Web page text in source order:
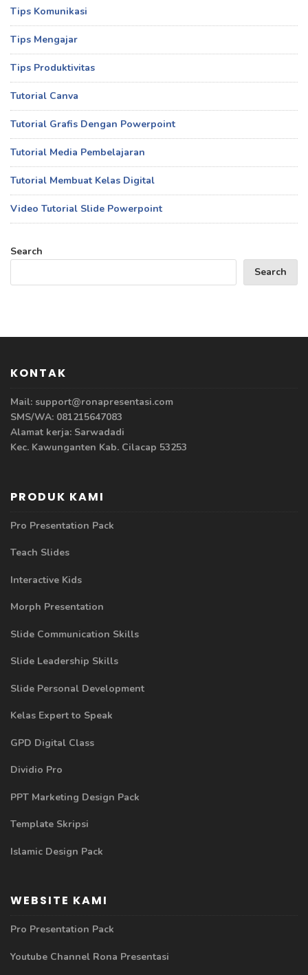
Tips Komunikasi
Tips Mengajar
Tips Produktivitas
Tutorial Canva
Tutorial Grafis Dengan Powerpoint
Tutorial Media Pembelajaran
Tutorial Membuat Kelas Digital
Video Tutorial Slide Powerpoint
Search
Search
KONTAK
Mail: support@ronapresentasi.com
SMS/WA: 081215647083
Alamat kerja: Sarwadadi
Kec. Kawunganten Kab. Cilacap 53253
PRODUK KAMI
Pro Presentation Pack
Teach Slides
Interactive Kids
Morph Presentation
Slide Communication Skills
Slide Leadership Skills
Slide Personal Development
Kelas Expert to Speak
GPD Digital Class
Dividio Pro
PPT Marketing Design Pack
Template Skripsi
Islamic Design Pack
WEBSITE KAMI
Pro Presentation Pack
Youtube Channel Rona Presentasi